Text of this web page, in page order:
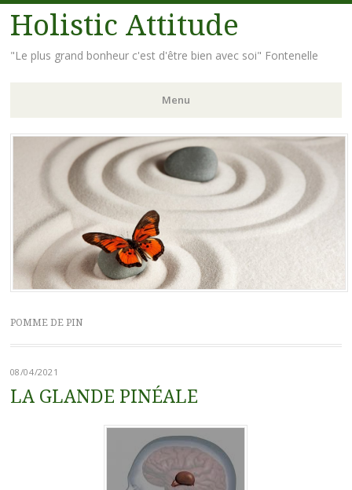
Holistic Attitude
"Le plus grand bonheur c'est d'être bien avec soi" Fontenelle
Menu
Aller
principal
POMME DE PIN
08/04/2021
LA GLANDE PINÉALE